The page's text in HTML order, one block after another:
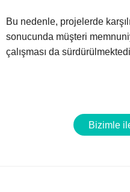
Bu nedenle, projelerde
sonucunda müşteri
çalışması da
Bizimle